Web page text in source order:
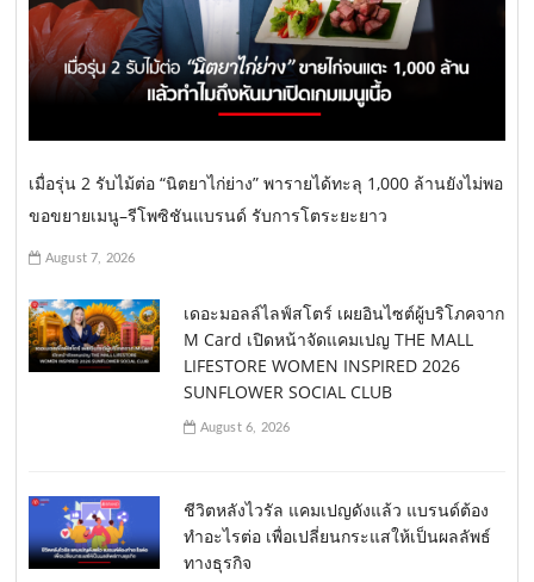
เมื่อรุ่น 2 รับไม้ต่อ “นิตยาไก่ย่าง” พารายได้ทะลุ 1,000 ล้านยังไม่พอ
ขอขยายเมนู–รีโพซิชันแบรนด์ รับการโตระยะยาว
August 7, 2026
เดอะมอลล์ไลฟ์สโตร์ เผยอินไซต์ผู้บริโภคจาก
M Card เปิดหน้าจัดแคมเปญ THE MALL
LIFESTORE WOMEN INSPIRED 2026
SUNFLOWER SOCIAL CLUB
August 6, 2026
ชีวิตหลังไวรัล แคมเปญดังแล้ว แบรนด์ต้อง
ทำอะไรต่อ เพื่อเปลี่ยนกระแสให้เป็นผลลัพธ์
ทางธุรกิจ